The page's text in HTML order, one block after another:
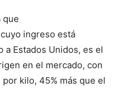
que
ingreso está
Estados Unidos, es el
en el mercado, con
kilo, 45% más que el